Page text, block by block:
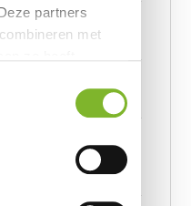
partners
met
hun services.
DH Flanel Leo Nude